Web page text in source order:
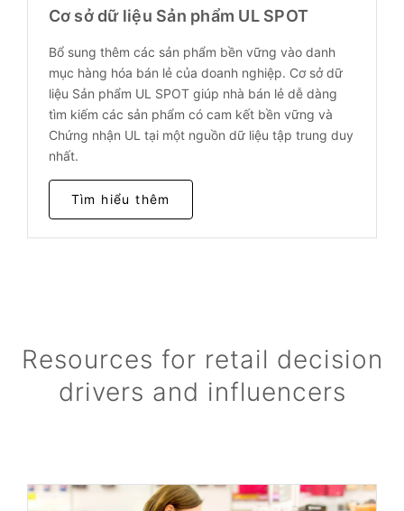
Cơ sở dữ liệu Sản phẩm UL SPOT
Bổ sung thêm các sản phẩm bền vững vào danh
mục hàng hóa bán lẻ của doanh nghiệp. Cơ sở dữ
liệu Sản phẩm UL SPOT giúp nhà bán lẻ dễ dàng
tìm kiếm các sản phẩm có cam kết bền vững và
Chứng nhận UL tại một nguồn dữ liệu tập trung duy
nhất.
Tìm hiểu thêm
Resources for retail decision
drivers and influencers